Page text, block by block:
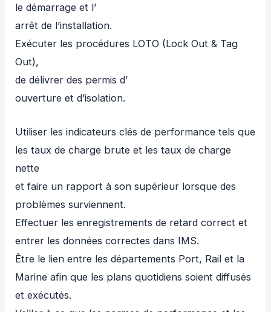
le démarrage et l’
arrêt de l’installation.
Exécuter les procédures LOTO (Lock Out & Tag
Out),
de délivrer des permis d’
ouverture et d’isolation.
Utiliser les indicateurs clés de performance tels que
les taux de charge brute et les taux de charge
nette
et faire un rapport à son supérieur lorsque des
problèmes surviennent.
Effectuer les enregistrements de retard correct et
entrer les données correctes dans IMS.
Être le lien entre les départements Port, Rail et la
Marine afin que les plans quotidiens soient diffusés
et exécutés.